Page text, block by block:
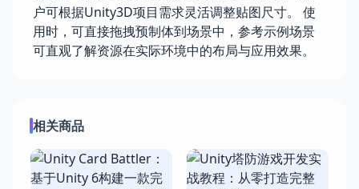
户可根据Unity3D项目需求灵活调整贴图尺寸。 使
用时，可直接拖拽预制体到场景中，参考示例场景
可直观了解资源在实际环境中的布局与应用效果。
相关商品